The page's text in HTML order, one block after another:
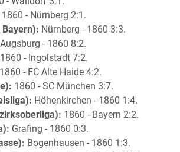
1860 - Nürnberg 2:1.
Bayern): Nürnberg - 1860 3:3.
Augsburg - 1860 8:2.
1860 - Ingolstadt 7:2.
1860 - FC Alte Haide 4:2.
1860 - SC München 3:7.
Höhenkirchen - 1860 1:4.
1860 - Bayern 2:2.
Grafing - 1860 0:3.
Bogenhausen - 1860 1:3.